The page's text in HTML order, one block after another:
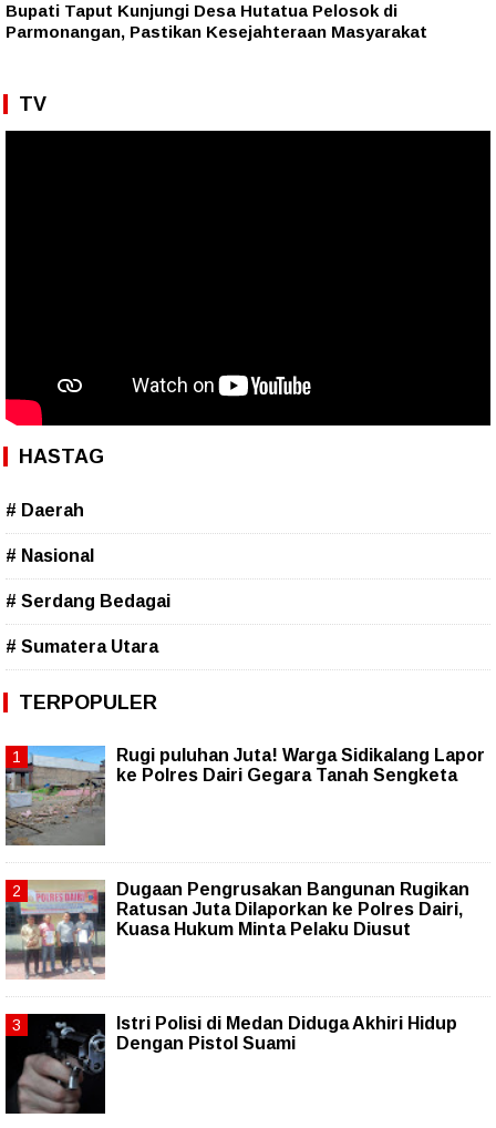
Bupati Taput Kunjungi Desa Hutatua Pelosok di
Parmonangan, Pastikan Kesejahteraan Masyarakat
TV
HASTAG
# Daerah
# Nasional
# Serdang Bedagai
# Sumatera Utara
TERPOPULER
Rugi puluhan Juta! Warga Sidikalang Lapor
ke Polres Dairi Gegara Tanah Sengketa
Dugaan Pengrusakan Bangunan Rugikan
Ratusan Juta Dilaporkan ke Polres Dairi,
Kuasa Hukum Minta Pelaku Diusut
Istri Polisi di Medan Diduga Akhiri Hidup
Dengan Pistol Suami